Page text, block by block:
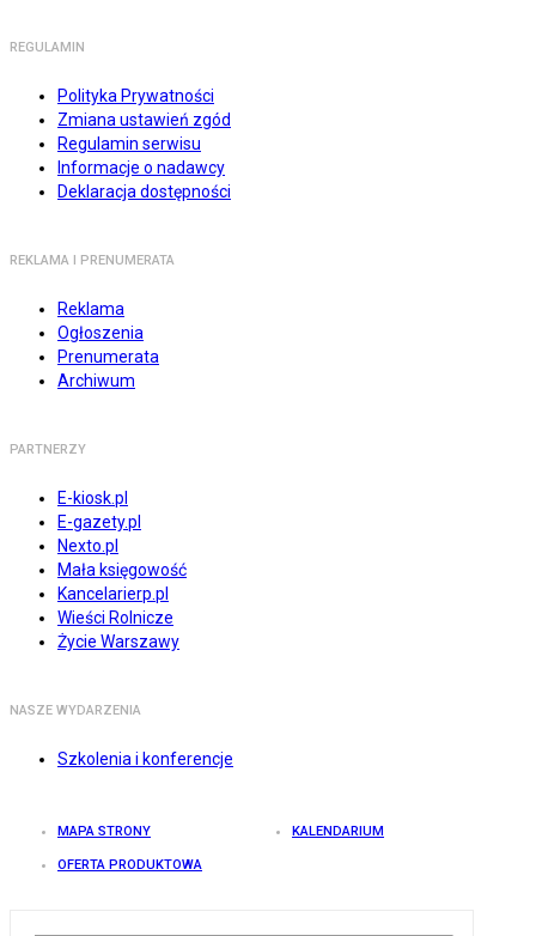
REGULAMIN
Polityka Prywatności
Zmiana ustawień zgód
Regulamin serwisu
Informacje o nadawcy
Deklaracja dostępności
REKLAMA I PRENUMERATA
Reklama
Ogłoszenia
Prenumerata
Archiwum
PARTNERZY
E-kiosk.pl
E-gazety.pl
Nexto.pl
Mała księgowość
Kancelarierp.pl
Wieści Rolnicze
Życie Warszawy
NASZE WYDARZENIA
Szkolenia i konferencje
MAPA STRONY KALENDARIUM
OFERTA PRODUKTOWA